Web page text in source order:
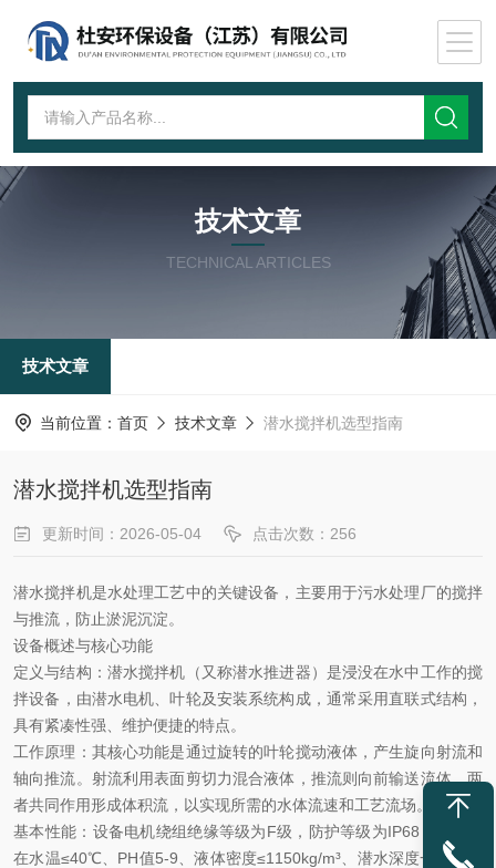
技术文章
TECHNICAL ARTICLES
技术文章
当前位置： 首页 技术文章 潜水搅拌机选型指南
潜水搅拌机选型指南
更新时间：2026-05-04 点击次数：256
潜水搅拌机‌是水处理工艺中的关键设备，主要用于污水处理厂的搅拌
与推流，防止淤泥沉淀。
设备概述与核心功能
定义与结构 ‌：潜水搅拌机（又称潜水推进器）是浸没在水中工作的搅
拌设备‌，由潜水电机、叶轮及安装系统构成，通常采用直联式结构，
具有紧凑性强、维护便捷的特点。‌
工作原理 ‌：其核心功能是通过‌旋转的叶轮搅动液体，产生旋向射流和
轴向推流‌。射流利用表面剪切力混合液体，推流则向前输送流体，两
者共同作用形成体积流，以实现所需的水体流速和工艺流场。‌‌
基本性能 ‌：设备电机绕组绝缘等级为F级，防护等级为IP68，能长期
在‌水温≤40℃、PH值5-9、液体密度≤1150kg/m³、潜水深度一般不超